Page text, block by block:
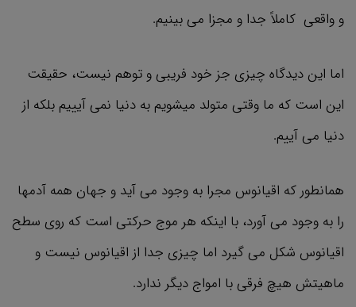
و واقعی کاملاً جدا و مجزا می بینیم.
اما این دیدگاه چیزی جز خود فریبی و توهم نیست، حقیقت
این است که ما وقتی متولد میشویم به دنیا نمی آیییم بلکه از
دنیا می آییم.
همانطور که اقیانوس مجرا به وجود می آید و جهان همه آدمها
را به وجود می آورد، با اینکه هر موج حرکتی است که روی سطح
اقیانوس شکل می گیرد اما چیزی جدا از اقیانوس نیست و
ماهیتش هیچ فرقی با امواج دیگر ندارد.